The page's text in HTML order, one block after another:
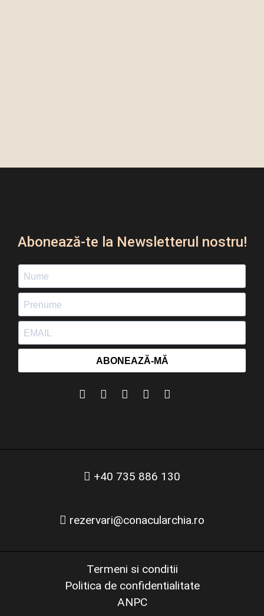
Abonează-te la Newsletterul nostru!
ABONEAZĂ-MĂ
+40 735 886 130
rezervari@conacularchia.ro
Termeni si conditii
Politica de confidentialitate
ANPC